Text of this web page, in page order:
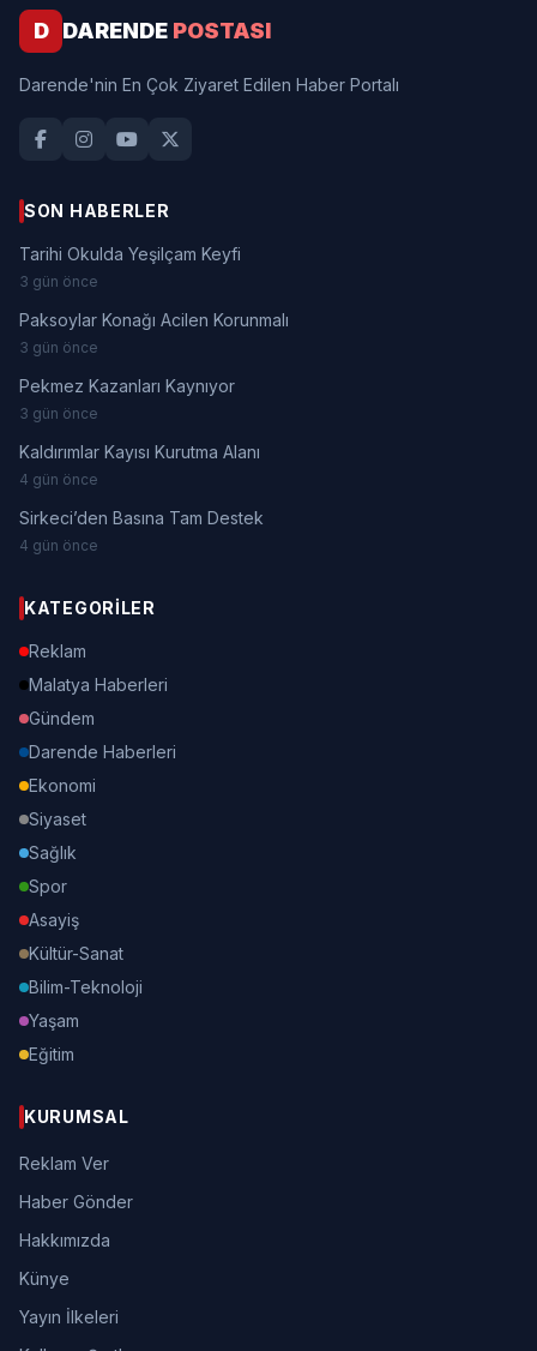
D DARENDE POSTASI
Darende'nin En Çok Ziyaret Edilen Haber Portalı
SON HABERLER
Tarihi Okulda Yeşilçam Keyfi
3 gün önce
Paksoylar Konağı Acilen Korunmalı
3 gün önce
Pekmez Kazanları Kaynıyor
3 gün önce
Kaldırımlar Kayısı Kurutma Alanı
4 gün önce
Sirkeci’den Basına Tam Destek
4 gün önce
KATEGORILER
Reklam
Malatya Haberleri
Gündem
Darende Haberleri
Ekonomi
Siyaset
Sağlık
Spor
Asayiş
Kültür-Sanat
Bilim-Teknoloji
Yaşam
Eğitim
KURUMSAL
Reklam Ver
Haber Gönder
Hakkımızda
Künye
Yayın İlkeleri